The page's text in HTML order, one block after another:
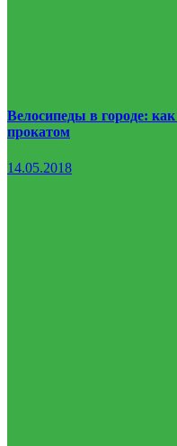
Велосипеды в городе:
прокатом
14.05.2018